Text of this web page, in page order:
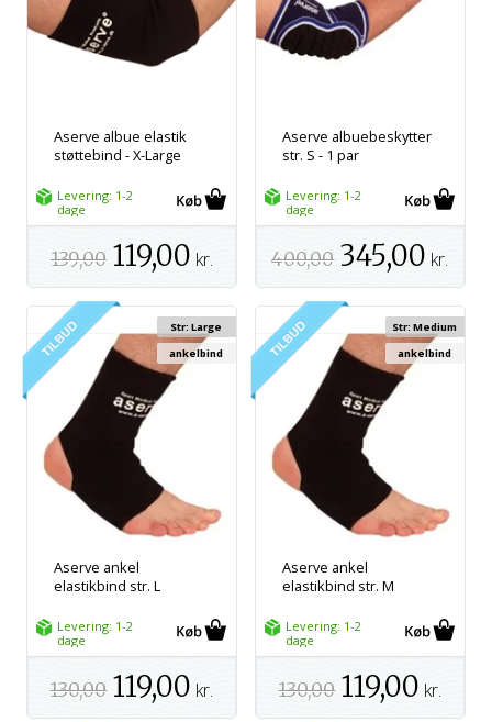
Aserve albue elastik
støttebind - X-Large
Levering: 1-2
dage
139,00 119,00 kr.
Aserve albuebeskytter
str. S - 1 par
Levering: 1-2
dage
400,00 345,00 kr.
Aserve ankel
elastikbind str. L
Str: Large
ankelbind
Levering: 1-2
dage
130,00 119,00 kr.
Aserve ankel
elastikbind str. M
Str: Medium
ankelbind
Levering: 1-2
dage
130,00 119,00 kr.